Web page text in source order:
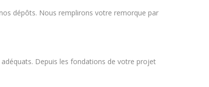
dépôts. Nous remplirons votre remorque par
Depuis les fondations de votre projet